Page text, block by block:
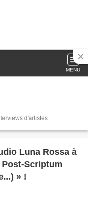
MENU
d'artistes
Luna Rossa à
Post-Scriptum
» !